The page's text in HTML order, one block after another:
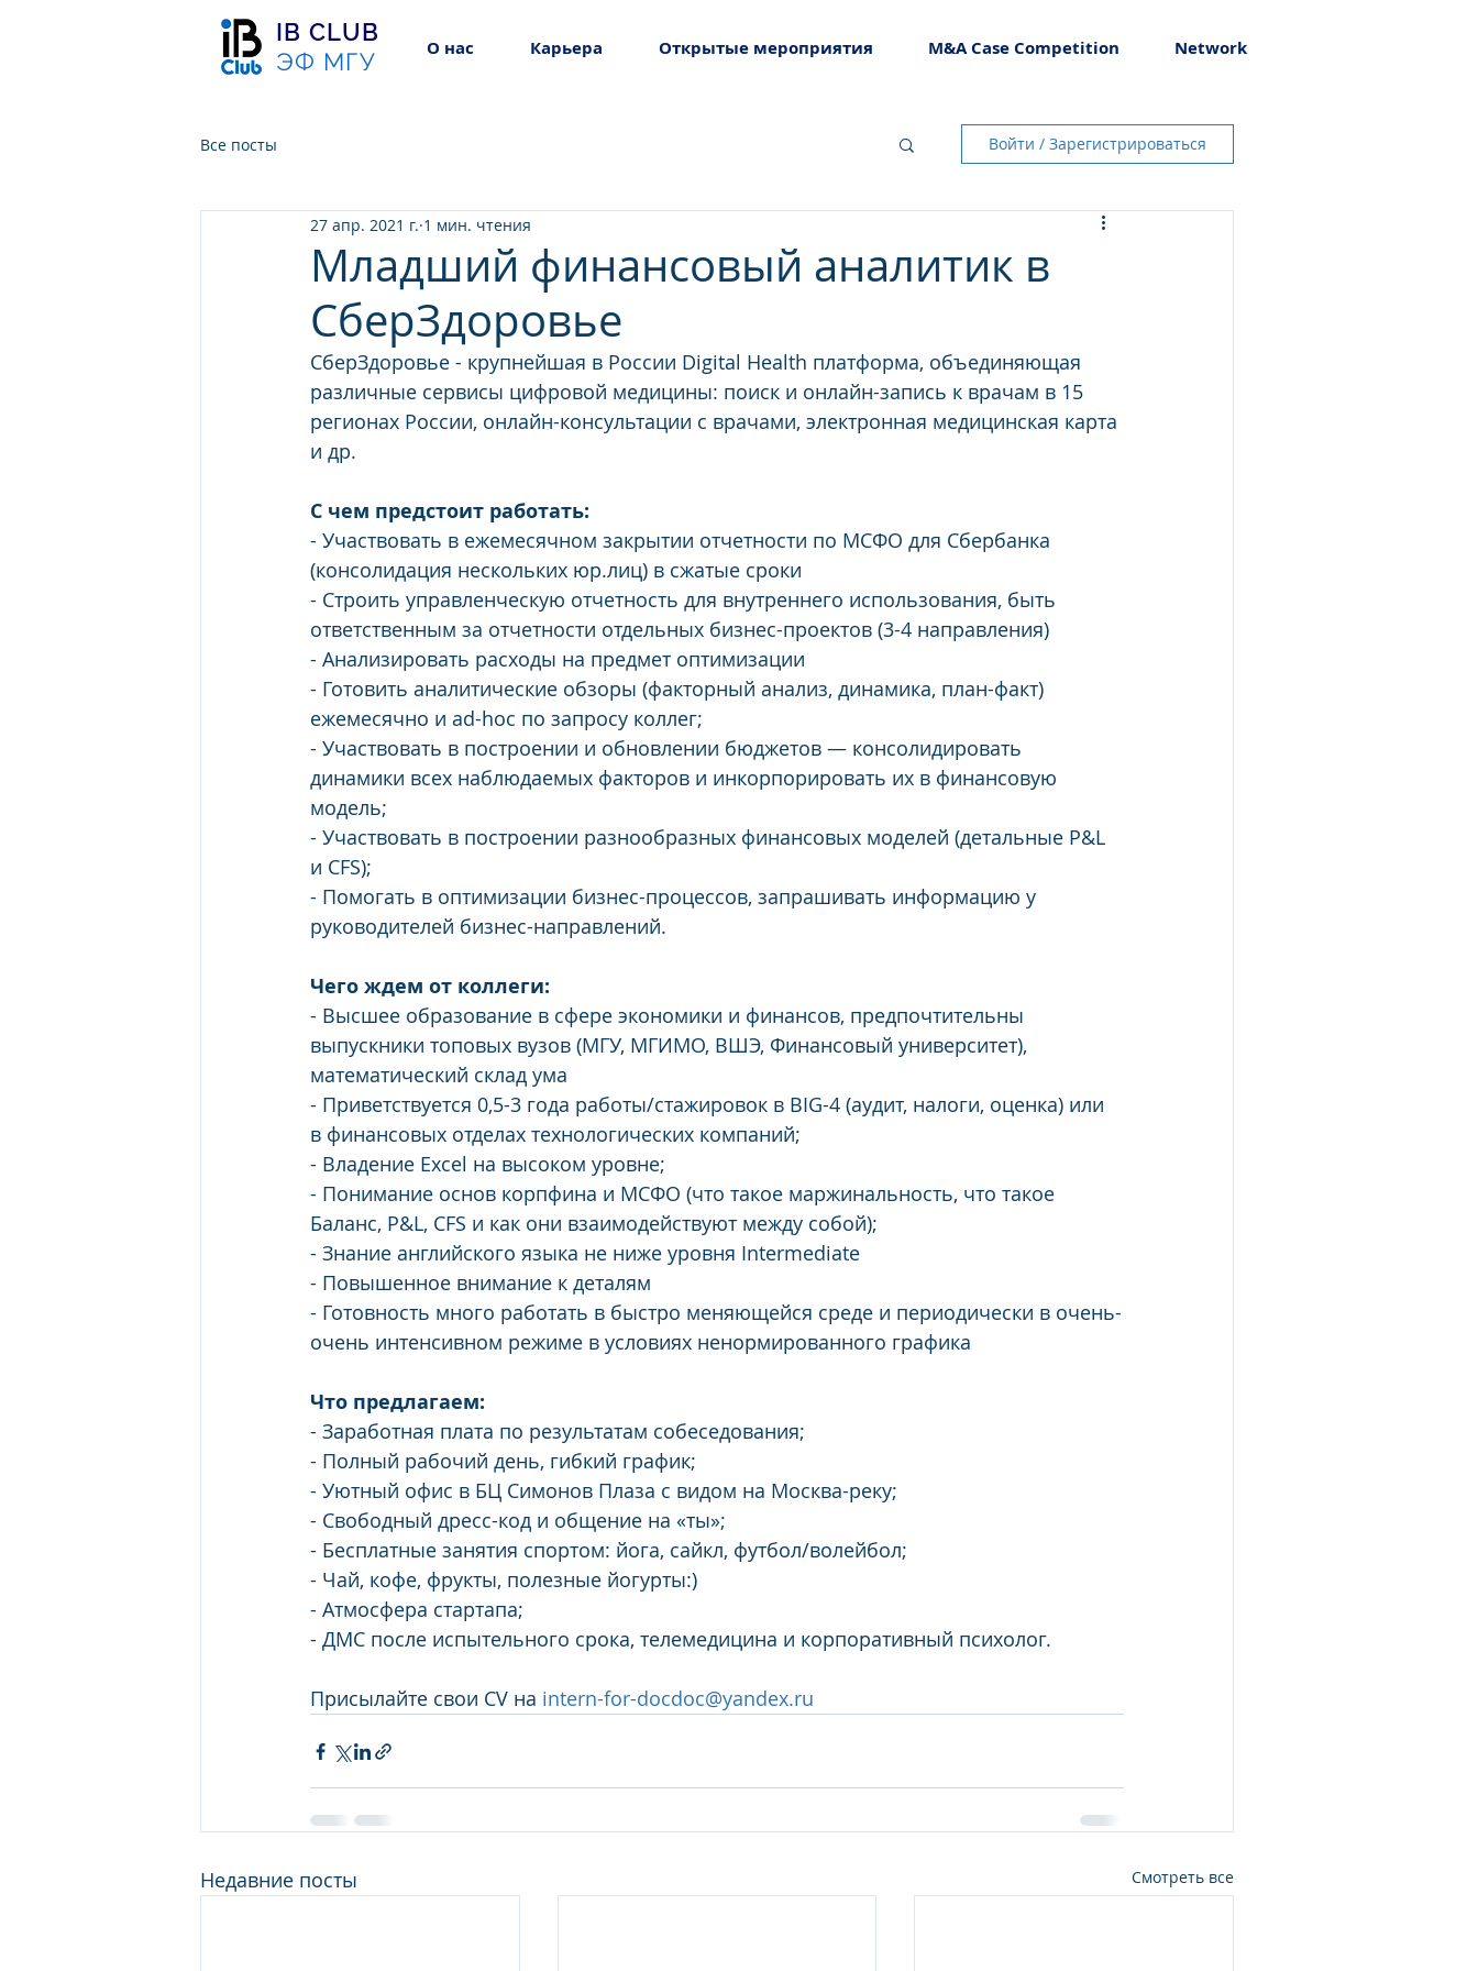
IB CLUB
ЭФ МГУ
О нас Карьера Открытые мероприятия M&A Case Competition Network
Все посты Войти / Зарегистрироваться
Младший финансовый аналитик в
СберЗдоровье
27 апр. 2021 г. 1 мин. чтения
СберЗдоровье - крупнейшая в России Digital Health платформа, объединяющая
различные сервисы цифровой медицины: поиск и онлайн-запись к врачам в 15
регионах России, онлайн-консультации с врачами, электронная медицинская карта
и др.
С чем предстоит работать:
- Участвовать в ежемесячном закрытии отчетности по МСФО для Сбербанка
(консолидация нескольких юр.лиц) в сжатые сроки
- Строить управленческую отчетность для внутреннего использования, быть
ответственным за отчетности отдельных бизнес-проектов (3-4 направления)
- Анализировать расходы на предмет оптимизации
- Готовить аналитические обзоры (факторный анализ, динамика, план-факт)
ежемесячно и ad-hoc по запросу коллег;
- Участвовать в построении и обновлении бюджетов — консолидировать
динамики всех наблюдаемых факторов и инкорпорировать их в финансовую
модель;
- Участвовать в построении разнообразных финансовых моделей (детальные P&L
и CFS);
- Помогать в оптимизации бизнес-процессов, запрашивать информацию у
руководителей бизнес-направлений.
Чего ждем от коллеги:
- Высшее образование в сфере экономики и финансов, предпочтительны
выпускники топовых вузов (МГУ, МГИМО, ВШЭ, Финансовый университет),
математический склад ума
- Приветствуется 0,5-3 года работы/стажировок в BIG-4 (аудит, налоги, оценка) или
в финансовых отделах технологических компаний;
- Владение Excel на высоком уровне;
- Понимание основ корпфина и МСФО (что такое маржинальность, что такое
Баланс, P&L, CFS и как они взаимодействуют между собой);
- Знание английского языка не ниже уровня Intermediate
- Повышенное внимание к деталям
- Готовность много работать в быстро меняющейся среде и периодически в очень-
очень интенсивном режиме в условиях ненормированного графика
Что предлагаем:
- Заработная плата по результатам собеседования;
- Полный рабочий день, гибкий график;
- Уютный офис в БЦ Симонов Плаза с видом на Москва-реку;
- Свободный дресс-код и общение на «ты»;
- Бесплатные занятия спортом: йога, сайкл, футбол/волейбол;
- Чай, кофе, фрукты, полезные йогурты:)
- Атмосфера стартапа;
- ДМС после испытельного срока, телемедицина и корпоративный психолог.
Присылайте свои CV на intern-for-docdoc@yandex.ru
Недавние посты Смотреть все